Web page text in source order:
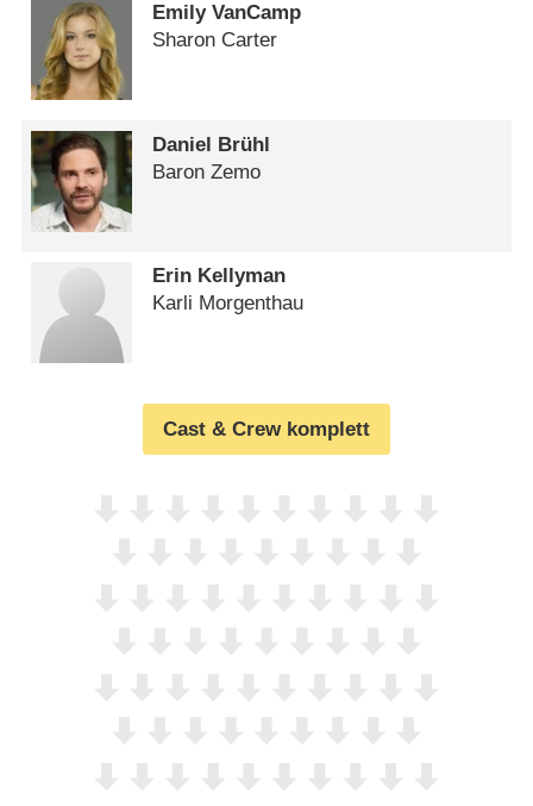
Emily VanCamp
Sharon Carter
Daniel Brühl
Baron Zemo
Erin Kellyman
Karli Morgenthau
Cast & Crew komplett